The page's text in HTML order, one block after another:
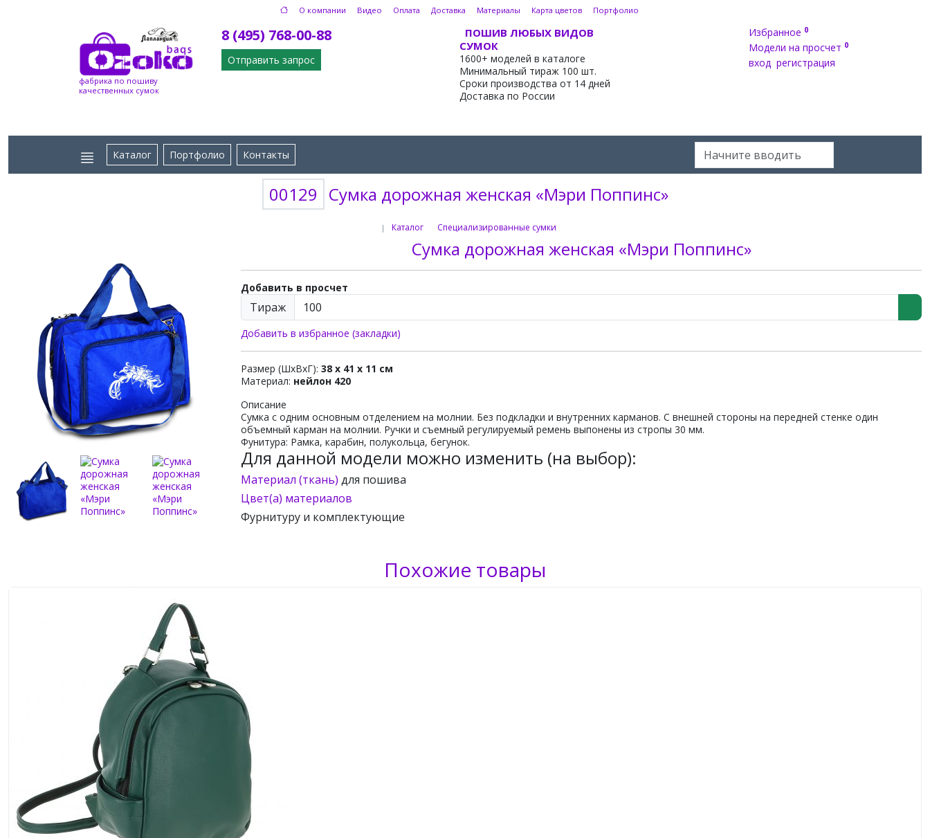
О компании Видео Оплата Доставка Материалы Карта цветов Портфолио
фабрика по пошиву
качественных сумок
8 (495) 768-00-88
Отправить запрос
ПОШИВ ЛЮБЫХ ВИДОВ
СУМОК
1600+ моделей в каталоге
Минимальный тираж 100 шт.
Сроки производства от 14 дней
Доставка по России
Избранное 0
Модели на просчет 0
вход регистрация
Каталог Портфолио Контакты
00129 Сумка дорожная женская «Мэри Поппинс»
| Каталог Специализированные сумки
Сумка дорожная женская «Мэри Поппинс»
Добавить в просчет
Тираж
Добавить в избранное (закладки)
Размер (ШхВхГ): 38 x 41 x 11 см
Материал: нейлон 420
Описание
Сумка с одним основным отделением на молнии. Без подкладки и внутренних карманов. С внешней стороны на передней стенке один
объемный карман на молнии. Ручки и съемный регулируемый ремень выпонены из стропы 30 мм.
Фунитура: Рамка, карабин, полукольца, бегунок.
Для данной модели можно изменить (на выбор):
Материал (ткань) для пошива
Цвет(а) материалов
Фурнитуру и комплектующие
Похожие товары